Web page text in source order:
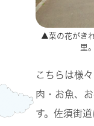
▲菜の花がき
里
こちらは様
肉・お魚、
す。佐須街